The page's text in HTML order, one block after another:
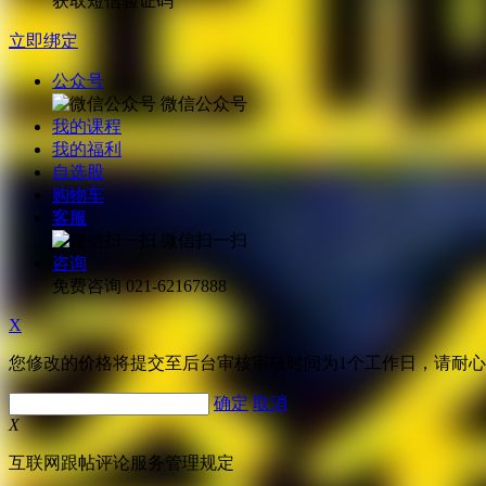
立即绑定
公众号
微信公众号
我的课程
我的福利
自选股
购物车
客服
微信扫一扫
咨询
免费咨询 021-62167888
X
您修改的价格将提交至后台审核审核时间为1个工作日，请耐
确定 取消
X
互联网跟帖评论服务管理规定